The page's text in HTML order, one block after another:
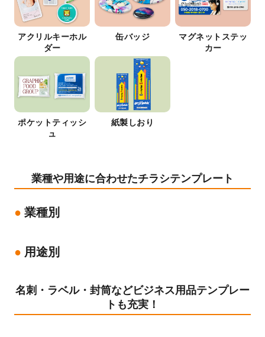
アクリルキーホル
ダー
缶バッジ
マグネットステッ
カー
ポケットティッシ
ュ
紙製しおり
業種や用途に合わせたチラシテンプレート
業種別
用途別
名刺・ラベル・封筒などビジネス用品テンプレー
トも充実！